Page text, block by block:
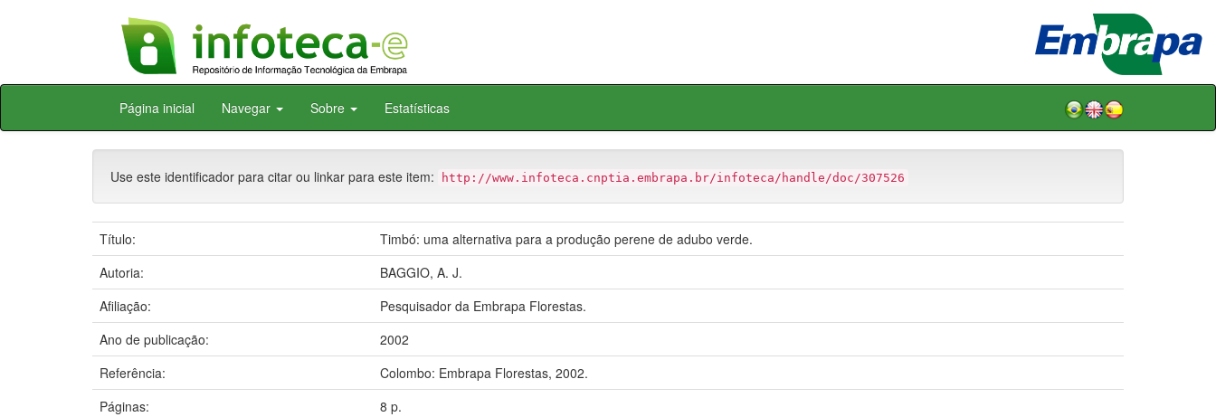
Skip
Página inicial Navegar Sobre Estatísticas
Use este identificador para citar ou linkar para este item: http://www.infoteca.cnptia.embrapa.br/infoteca/handle/doc/307526
Título:
Timbó: uma alternativa para a produção perene de adubo verde.
Autoria:
BAGGIO, A. J.
Afiliação:
Pesquisador da Embrapa Florestas.
Ano de publicação:
2002
Referência:
Colombo: Embrapa Florestas, 2002.
Páginas:
8 p.